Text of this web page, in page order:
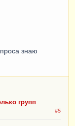
знаю
групп
#5